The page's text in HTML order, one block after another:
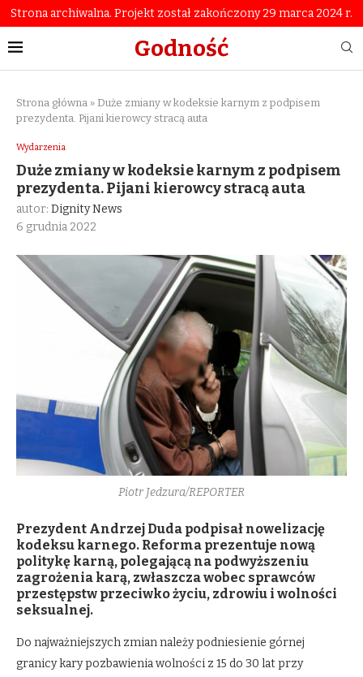
Strona archiwalna. Projekt został zakończony 29 marca 2024 r.
Godność
Strona główna » Duże zmiany w kodeksie karnym z podpisem
prezydenta. Pijani kierowcy stracą auta
Wydarzenia
Duże zmiany w kodeksie karnym z podpisem
prezydenta. Pijani kierowcy stracą auta
autor: Dignity News
6 grudnia 2022
Piotr Jedzura/REPORTER
Prezydent Andrzej Duda podpisał nowelizację
kodeksu karnego. Reforma prezentuje nową
politykę karną, polegającą na podwyższeniu
zagrożenia karą, zwłaszcza wobec sprawców
przestępstw przeciwko życiu, zdrowiu i wolności
seksualnej.
Do najważniejszych zmian należy podniesienie górnej
granicy kary pozbawienia wolności z 15 do 30 lat przy